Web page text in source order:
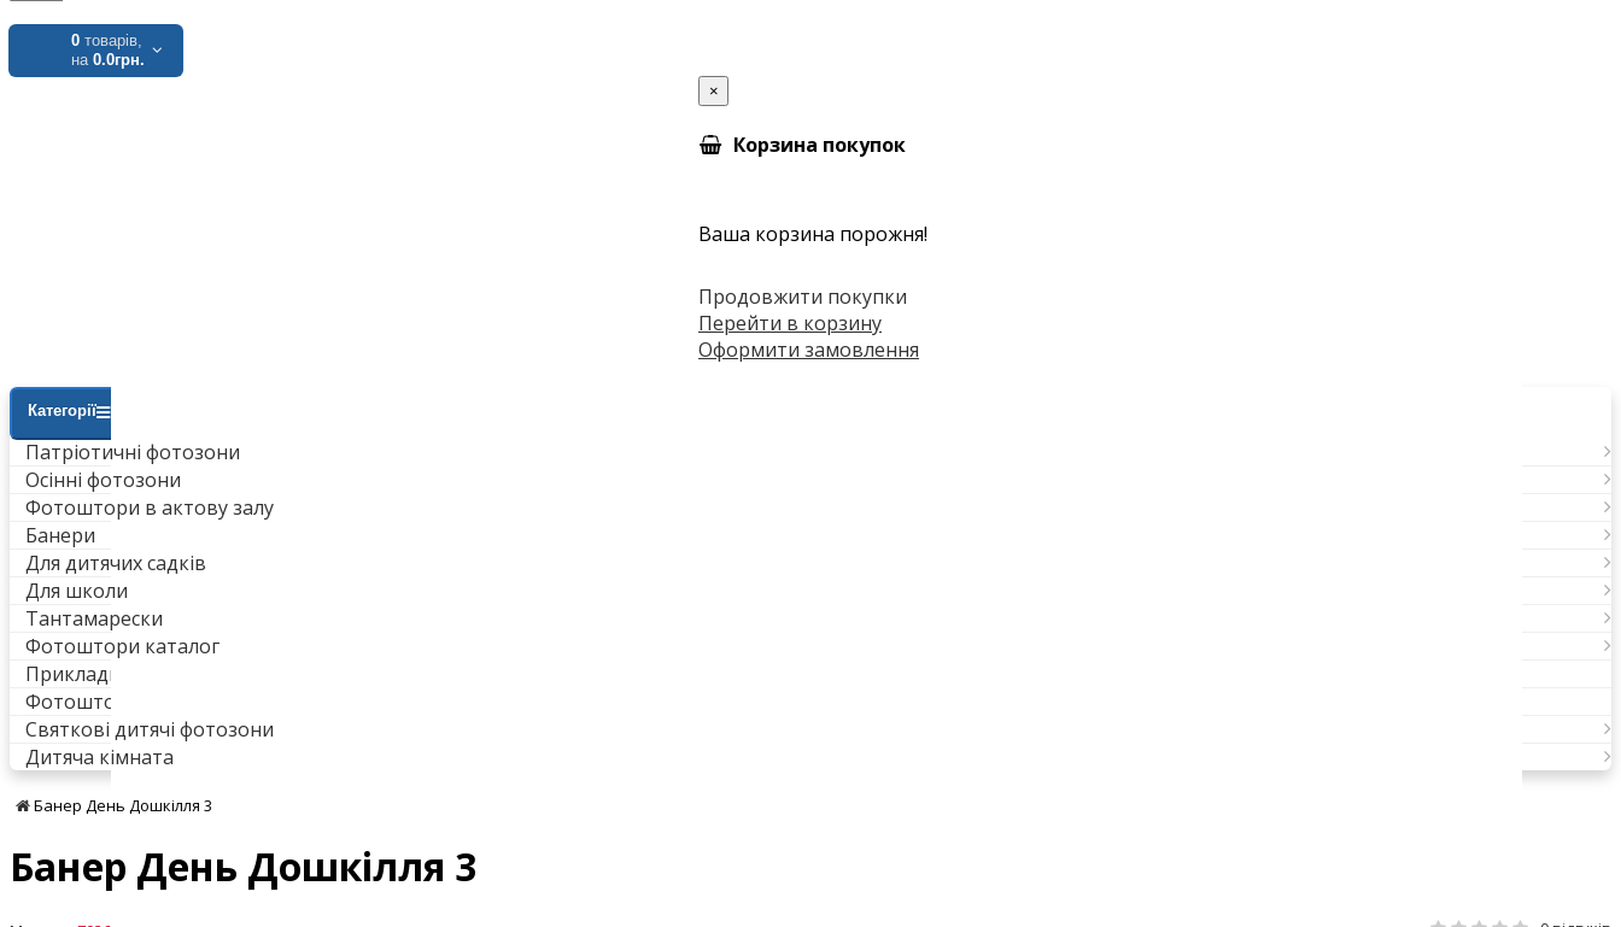
0 товарів,
на 0.0грн.
×
Корзина покупок
Ваша корзина порожня!
Продовжити покупки
Перейти в корзину
Оформити замовлення
Категорії
Патріотичні фотозони
Осінні фотозони
Фотоштори в актову залу
Банери
Для дитячих садків
Для школи
Тантамарески
Фотоштори каталог
Приклади робіт
Фотоштори для ванни
Святкові дитячі фотозони
Дитяча кімната
Банер День Дошкілля 3
Банер День Дошкілля 3